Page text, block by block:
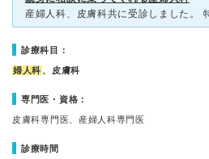
診療科目：
婦人科 、皮膚科
専門医・資格：
皮膚科専門医、産婦人科専門医
診療時間